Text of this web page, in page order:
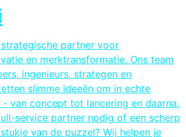
partner voor
en merktransformatie. Ons team
ingenieurs, strategen en
slimme ideeën om in echte
- van concept tot lancering en daarna.
service partner nodig of een scherp
van de puzzel? Wij helpen je